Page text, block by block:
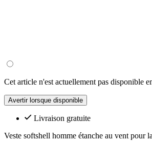
Cet article n'est actuellement pas disponible
Avertir lorsque disponible
Livraison gratuite
Veste softshell homme étanche au vent pour